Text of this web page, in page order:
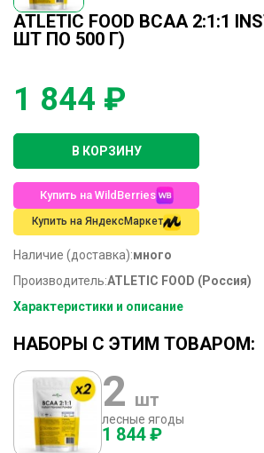
ATLETIC FOOD BCAA 2:1:1
ШТ ПО 500 Г)
1 844 ₽
В КОРЗИНУ
Купить на WildBerries
Купить на ЯндексМаркет
Наличие (доставка):много
Производитель:ATLETIC FOOD (Россия)
Характеристики и описание
НАБОРЫ С ЭТИМ ТОВАРОМ:
2 шт
лесные ягоды
1 844 ₽